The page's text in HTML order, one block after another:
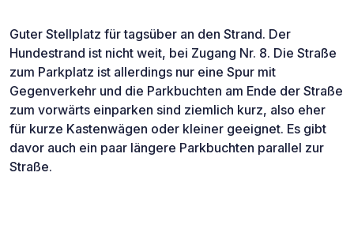
Guter Stellplatz für tagsüber an den Strand. Der
Hundestrand ist nicht weit, bei Zugang Nr. 8. Die Straße
zum Parkplatz ist allerdings nur eine Spur mit
Gegenverkehr und die Parkbuchten am Ende der Straße
zum vorwärts einparken sind ziemlich kurz, also eher
für kurze Kastenwägen oder kleiner geeignet. Es gibt
davor auch ein paar längere Parkbuchten parallel zur
Straße.